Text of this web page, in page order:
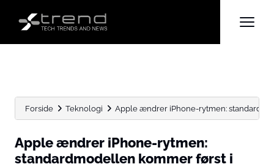
Forside Teknologi Apple ændrer iPhone-rytmen:
Apple ændrer iPhone-rytmen:
standardmodellen kommer først i